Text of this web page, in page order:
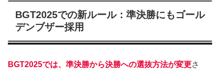
BGT2025での新ルール：準決勝にもゴール
デンブザー採用
BGT2025では、準決勝から決勝への選抜方法が変更さ